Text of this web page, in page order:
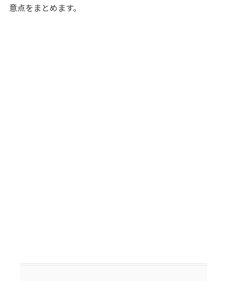
意点をまとめます。